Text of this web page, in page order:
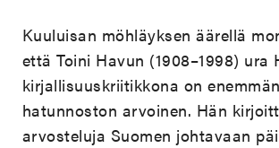
Kuuluisan möhläyksen äärellä
että Toini Havun (1908–1998) ura
kirjallisuuskriitikkona on
hatunnoston arvoinen. Hän
arvosteluja Suomen johtavaan